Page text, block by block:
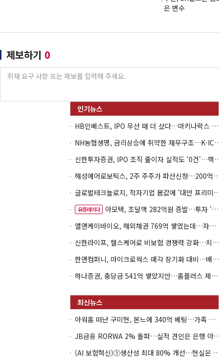
은 변수
제보하기 0
HB인베스트, IPO 무산 때 더 샀다…마키나락스 투자 2.7배 회수
NH농협생명, 금리상승에 취
신한투자증권, IPO 조직 줄
해성에어로보틱스, 2주 주주가 파산
글로벌테크놀로지, 적자기업 몸값
유증레이다
아모텍, 조달액 282억원 증발…투자 '속도 조절' 불가피
엘앤케이바이오, 해외채권 769억 쌓였는데…자회사 4곳 자본잠식
신한라이프, 헬스케어로 비보험 경쟁력 강화…치매·간병 공략
한앤컴퍼니, 마이크로웍스 매각 장기화 대비…배당 회수판 깔았다
하나증권, 충당금 541억 쌓았지만…홈플러스 제재는 추가 비용 불씨
아워홈 떠난 구미현, 본느에 340억 베팅…가족 지배체제 구축
JB금융 RORWA 2% 돌파…실
(AI 보험혁신)①생산성 최대 80%